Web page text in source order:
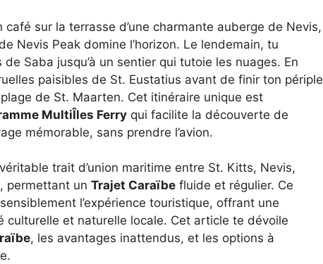
sur la terrasse d’une charmante auberge de Nevis,
Nevis Peak domine l’horizon. Le lendemain, tu
Saba jusqu’à un sentier qui tutoie les nuages. En
paisibles de St. Eustatius avant de finir ton périple
de St. Maarten. Cet itinéraire unique est
MultiÎles Ferry qui facilite la découverte de
mémorable, sans prendre l’avion.
trait d’union maritime entre St. Kitts, Nevis,
permettant un Trajet Caraïbe fluide et régulier. Ce
l’expérience touristique, offrant une
culturelle et naturelle locale. Cet article te dévoile
, les avantages inattendus, et les options à